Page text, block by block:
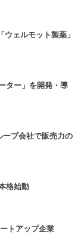
ェルモット製薬」
ター」を開発・導
ープ会社で販売力の
格始動
トアップ企業